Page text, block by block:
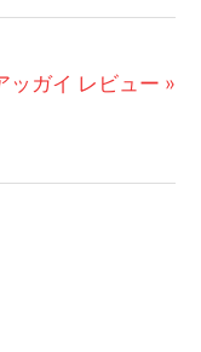
ッガイ レビュー